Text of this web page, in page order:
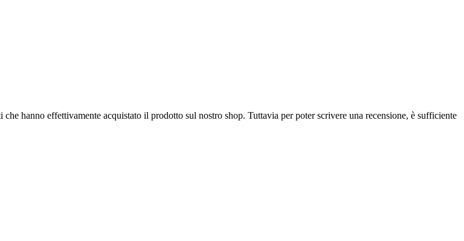
hanno effettivamente acquistato il prodotto sul nostro shop. Tuttavia per poter scrivere una recensione, è sufficiente